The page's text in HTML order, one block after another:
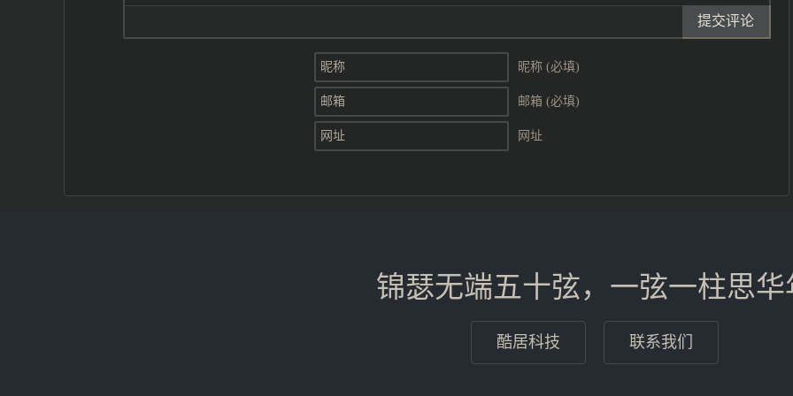
提交评论
昵称 (必填)
邮箱 (必填)
网址
锦瑟无端五十弦，一弦一柱思华
酷居科技 联系我们